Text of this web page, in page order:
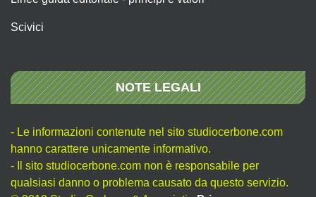
Scivici
NOTE LEGALI
- Le informazioni contenute nel sito studiocerbone.com
hanno carattere unicamente informativo.
- Il sito studiocerbone.com non è responsabile per
qualsiasi danno o problema causato da questo servizio.